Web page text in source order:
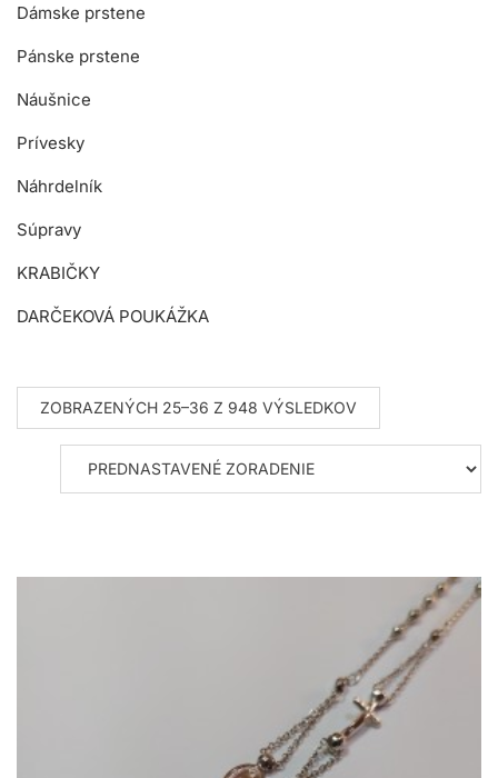
Dámske prstene
Pánske prstene
Náušnice
Prívesky
Náhrdelník
Súpravy
KRABIČKY
DARČEKOVÁ POUKÁŽKA
ZOBRAZENÝCH 25–36 Z 948 VÝSLEDKOV